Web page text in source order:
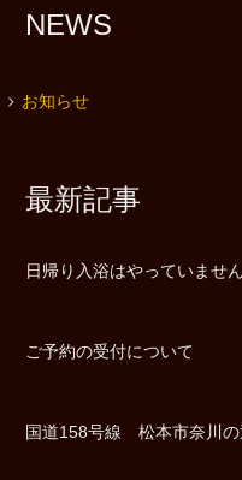
NEWS
お知らせ
最新記事
日帰り入浴はやっていません
ご予約の受付について
国道158号線 松本市奈川の